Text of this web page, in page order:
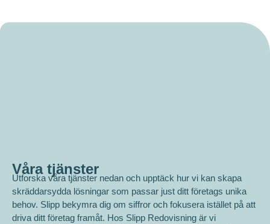
Våra tjänster
Utforska våra tjänster nedan och upptäck hur vi kan skapa
skräddarsydda lösningar som passar just ditt företags unika
behov. Slipp bekymra dig om siffror och fokusera istället på att
driva ditt företag framåt. Hos Slipp Redovisning är vi